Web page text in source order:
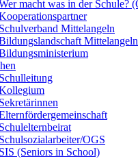
macht was in der Schule?
Schulverband Mittelangeln
Mittelangeln
Schulleitung
Sekretärinnen
Schulelternbeirat
Schulsozialarbeiter/OGS
SIS (Seniors in School)